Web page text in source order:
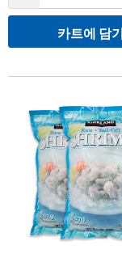
카트에 담기